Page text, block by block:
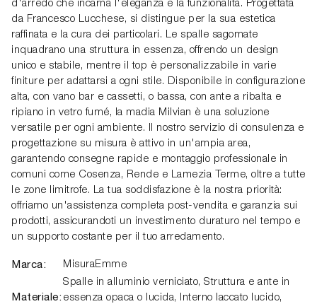
d'arredo che incarna l'eleganza e la funzionalità. Progettata
da Francesco Lucchese, si distingue per la sua estetica
raffinata e la cura dei particolari. Le spalle sagomate
inquadrano una struttura in essenza, offrendo un design
unico e stabile, mentre il top è personalizzabile in varie
finiture per adattarsi a ogni stile. Disponibile in configurazione
alta, con vano bar e cassetti, o bassa, con ante a ribalta e
ripiano in vetro fumé, la madia Milvian è una soluzione
versatile per ogni ambiente. Il nostro servizio di consulenza e
progettazione su misura è attivo in un'ampia area,
garantendo consegne rapide e montaggio professionale in
comuni come Cosenza, Rende e Lamezia Terme, oltre a tutte
le zone limitrofe. La tua soddisfazione è la nostra priorità:
offriamo un'assistenza completa post-vendita e garanzia sui
prodotti, assicurandoti un investimento duraturo nel tempo e
un supporto costante per il tuo arredamento.
Marca: MisuraEmme
Materiale:
Spalle in alluminio verniciato, Struttura e ante in
essenza opaca o lucida, Interno laccato lucido,